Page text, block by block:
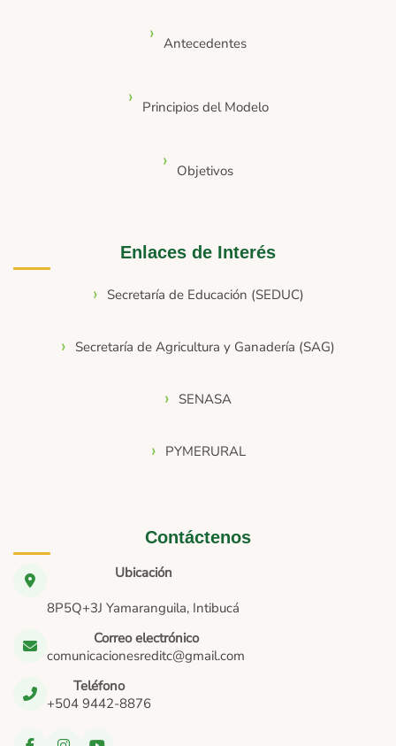
Antecedentes
Principios del Modelo
Objetivos
Enlaces de Interés
Secretaría de Educación (SEDUC)
Secretaría de Agricultura y Ganadería (SAG)
SENASA
PYMERURAL
Contáctenos
Ubicación
8P5Q+3J Yamaranguila, Intibucá
Correo electrónico
comunicacionesreditc@gmail.com
Teléfono
+504 9442-8876